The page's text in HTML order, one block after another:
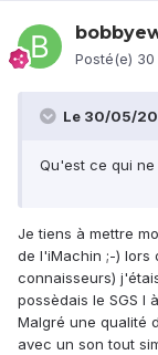
Posté(e) 30
Le 30/05/
Qu'est ce qui
Je tiens à mettre
de l'iMachin ;-) lors
connaisseurs)
possèdais le SGS I
Malgré une qualité
avec un son tout